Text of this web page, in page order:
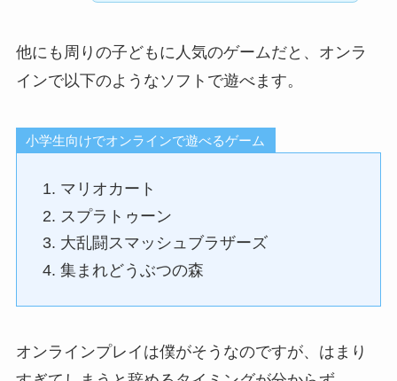
他にも周りの子どもに人気のゲームだと、オンラ
インで以下のようなソフトで遊べます。
小学生向けでオンラインで遊べるゲーム
マリオカート
スプラトゥーン
大乱闘スマッシュブラザーズ
集まれどうぶつの森
オンラインプレイは僕がそうなのですが、はまり